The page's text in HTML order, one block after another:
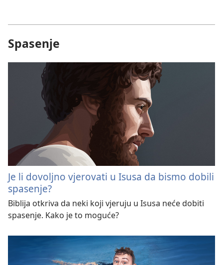
Spasenje
Je li dovoljno vjerovati u Isusa da bismo dobili
spasenje?
Biblija otkriva da neki koji vjeruju u Isusa neće dobiti
spasenje. Kako je to moguće?